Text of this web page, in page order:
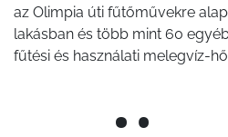
az Olimpia úti fűtőművekre
lakásban és több mint 60
fűtési és használati melegvíz-